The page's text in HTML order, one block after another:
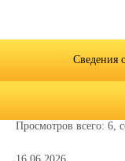
правовой
защиты
Просмотров всего: 6,
Сведения